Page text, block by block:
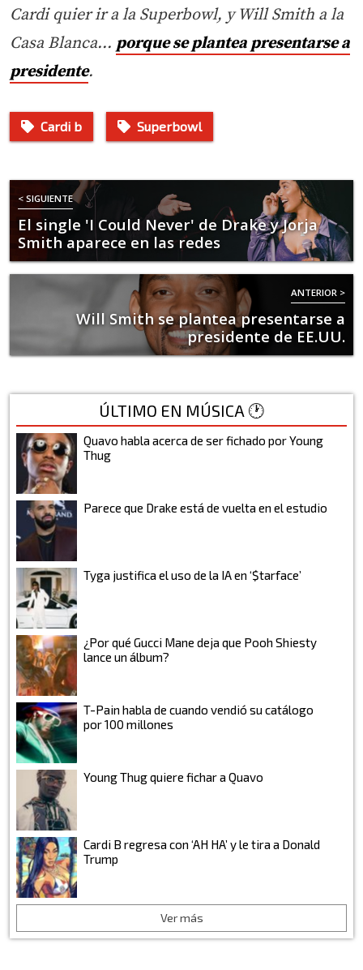
Cardi quier ir a la Superbowl, y Will Smith a la
Casa Blanca… porque se plantea presentarse a
presidente.
Cardi b Superbowl
< SIGUIENTE
El single 'I Could Never' de Drake y Jorja
Smith aparece en las redes
ANTERIOR >
Will Smith se plantea presentarse a
presidente de EE.UU.
ÚLTIMO EN MÚSICA 🕐
Quavo habla acerca de ser fichado por Young
Thug
Parece que Drake está de vuelta en el estudio
Tyga justifica el uso de la IA en ‘$tarface’
¿Por qué Gucci Mane deja que Pooh Shiesty
lance un álbum?
T-Pain habla de cuando vendió su catálogo
por 100 millones
Young Thug quiere fichar a Quavo
Cardi B regresa con ‘AH HA’ y le tira a Donald
Trump
Ver más